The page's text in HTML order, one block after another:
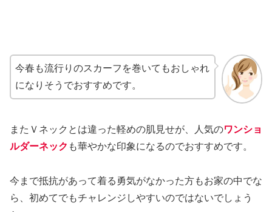
今春も流行りのスカーフを巻いてもおしゃれ
になりそうでおすすめです。
またＶネックとは違った軽めの肌見せが、人気のワンショ
ルダーネック も華やかな印象になるのでおすすめです。
今まで抵抗があって着る勇気がなかった方もお家の中でな
ら、初めてでもチャレンジしやすいのではないでしょう